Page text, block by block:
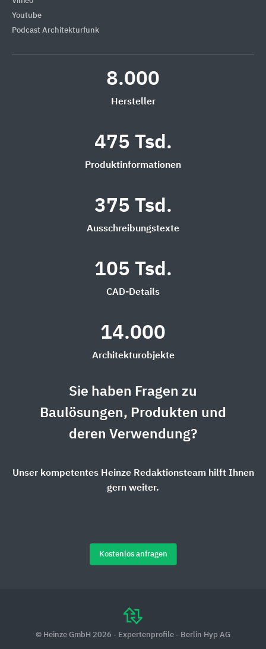
Youtube
Podcast Architekturfunk
8.000
Hersteller
475 Tsd.
Produktinformationen
375 Tsd.
Ausschreibungstexte
105 Tsd.
CAD-Details
14.000
Architekturobjekte
Sie haben Fragen zu
Baulösungen, Produkten und
deren Verwendung?
Unser kompetentes Heinze Redaktionsteam hilft Ihnen
gern weiter.
Kostenlos anfragen
© Heinze GmbH 2026 - Expertenprofile - Berlin Hyp AG